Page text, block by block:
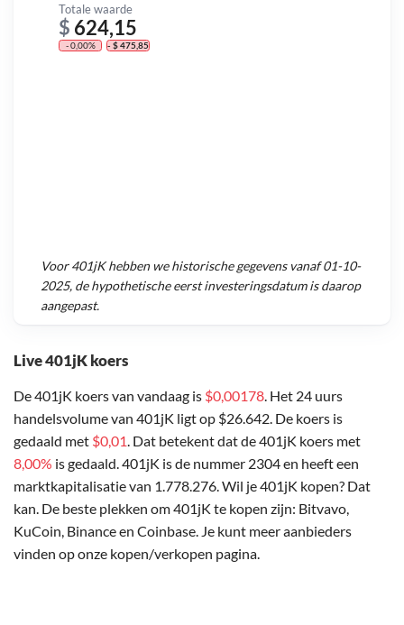
Live 401jK koers
De 401jK koers van vandaag is $0,00178. Het 24 uurs
handelsvolume van 401jK ligt op $26.642. De koers is
gedaald met $0,01. Dat betekent dat de 401jK koers met
8,00% is gedaald. 401jK is de nummer 2304 en heeft een
marktkapitalisatie van 1.778.276. Wil je 401jK kopen? Dat
kan. De beste plekken om 401jK te kopen zijn: Bitvavo,
KuCoin, Binance en Coinbase. Je kunt meer aanbieders
vinden op onze kopen/verkopen pagina.
Totale waarde
$ 624,15
- 0,00% - $ 475,85
Voor401jKhebben we historische gegevens vanaf01-10-
2025, de hypothetische eerst investeringsdatum is daarop
aangepast.